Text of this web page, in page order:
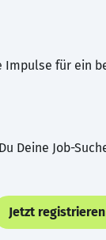
für ein
Deine Job-
Jetzt registrieren